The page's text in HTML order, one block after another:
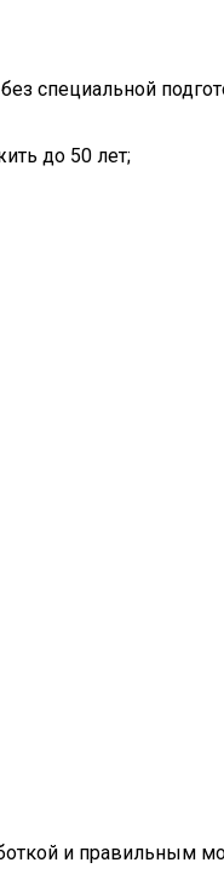
специальной
до 50 лет;
и правильным